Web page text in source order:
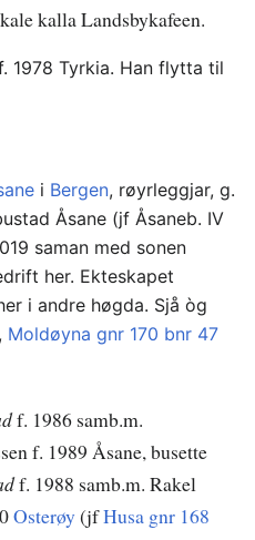
kalla Landsbykafeen.
1978 Tyrkia. Han flytta til
i Bergen, røyrleggjar, g.
Åsane (jf Åsaneb. IV
saman med sonen
her. Ekteskapet
i andre høgda. Sjå òg
, Moldøyna gnr 170 bnr 47
f. 1986 samb.m.
f. 1989 Åsane, busette
f. 1988 samb.m. Rakel
Osterøy(jfHusa gnr 168